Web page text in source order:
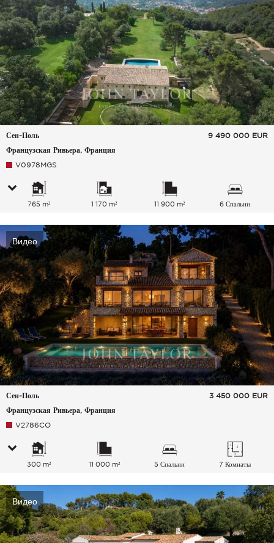
Сен-Поль
Французская Ривьера, Франция
9 490 000 EUR
V0978MGS
765 m² 1 170 m² 11 900 m² 6 Спальни
Видео
Сен-Поль
Французская Ривьера, Франция
3 450 000 EUR
V2786CO
300 m² 11 000 m² 5 Спальни 7 Комнаты
Видео